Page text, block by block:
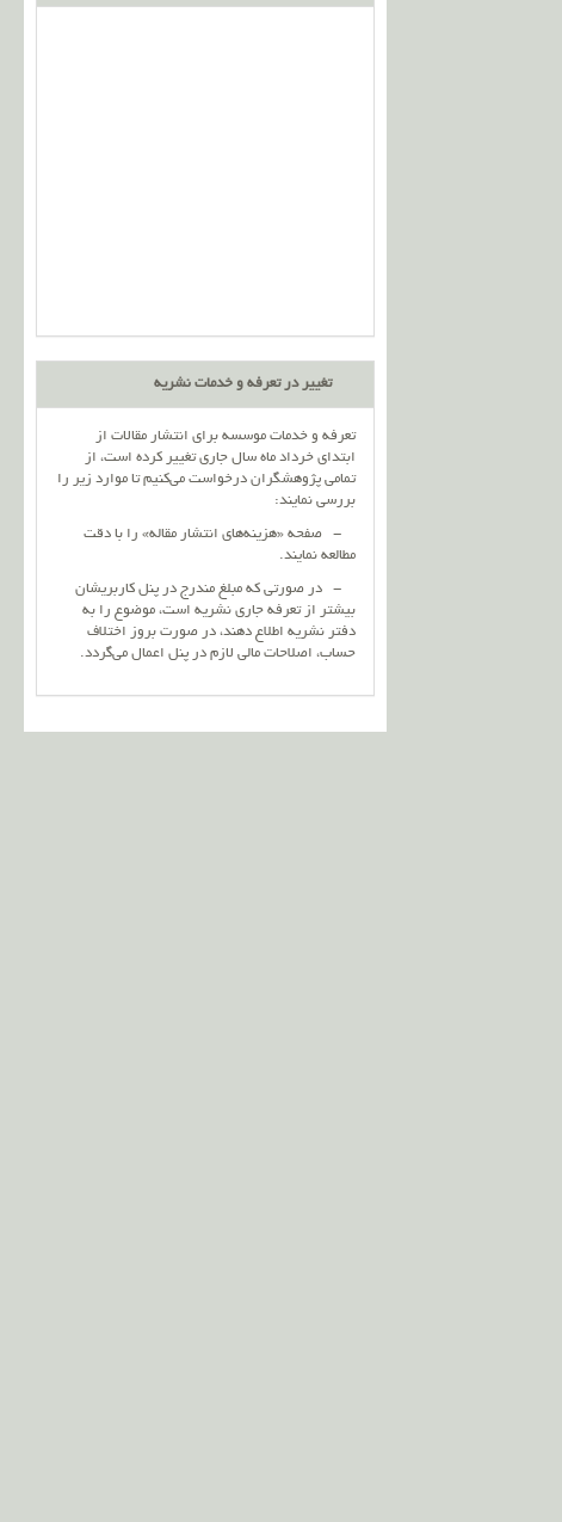
تغییر در تعرفه و خدمات نشریه
تعرفه و خدمات موسسه برای انتشار مقالات از
ابتدای خرداد ماه سال جاری تغییر کرده است، از
تمامی پژوهشگران درخواست می‌کنیم تا موارد زیر را
بررسی نمایند:
- صفحه «هزینه‌های انتشار مقاله» را با دقت
مطالعه نمایند.
- در صورتی که مبلغ مندرج در پنل کاربریشان
بیشتر از تعرفه جاری نشریه است، موضوع را به
دفتر نشریه اطلاع دهند، در صورت بروز اختلاف
حساب، اصلاحات مالی لازم در پنل اعمال می‌گردد.